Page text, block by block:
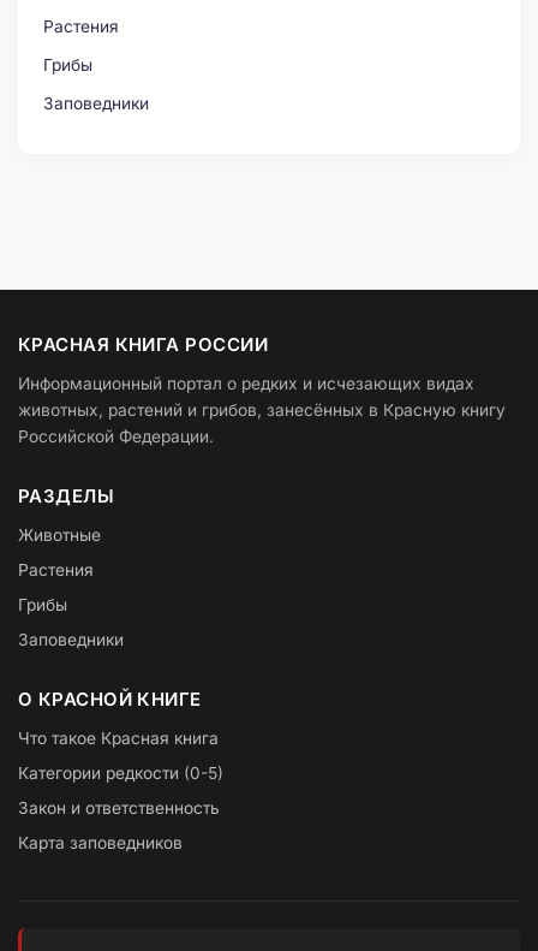
Растения
Грибы
Заповедники
КРАСНАЯ КНИГА РОССИИ
Информационный портал о редких и исчезающих видах
животных, растений и грибов, занесённых в Красную книгу
Российской Федерации.
РАЗДЕЛЫ
Животные
Растения
Грибы
Заповедники
О КРАСНОЙ КНИГЕ
Что такое Красная книга
Категории редкости (0-5)
Закон и ответственность
Карта заповедников